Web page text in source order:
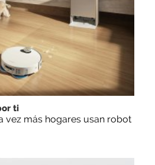
ti
vez más hogares usan robot